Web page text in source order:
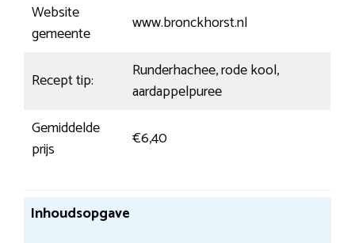
Website
gemeente
www.bronckhorst.nl
Recept tip:
Runderhachee, rode kool,
aardappelpuree
Gemiddelde
prijs
€6,40
Inhoudsopgave